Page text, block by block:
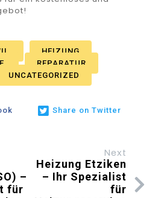
HEIZUNG
REPARATUR
UNCATEGORIZED
Share on Twitter
–
für
Next
Heizung Etziken
– Ihr Spezialist
für